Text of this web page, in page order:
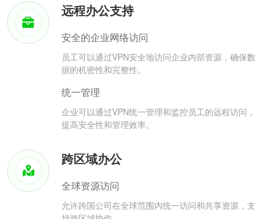
远程办公支持
安全的企业网络访问
员工可以通过VPN安全地访问企业内部资源，确保数
据的机密性和完整性。
统一管理
企业可以通过VPN统一管理和监控员工的远程访问，
提高安全性和管理效率。
跨区域办公
全球资源访问
允许跨国公司在全球范围内统一访问和共享资源，支